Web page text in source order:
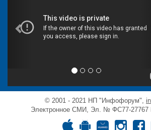
© 2001 - 2021 НП "Инфофорум",
Электронное СМИ, Эл. № ФС77-27767